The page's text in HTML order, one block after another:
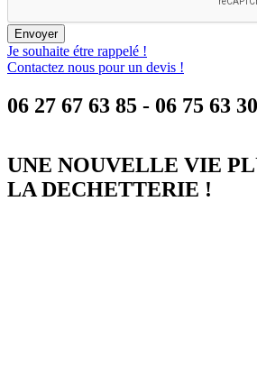
Envoyer
Je souhaite étre rappelé !
Contactez nous pour un devis !
06 27 67 63 85 - 06 75 63
+
−
UNE NOUVELLE VIE
LA DECHETTERIE !